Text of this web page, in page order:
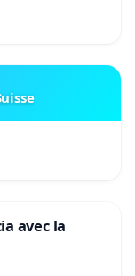
avec la